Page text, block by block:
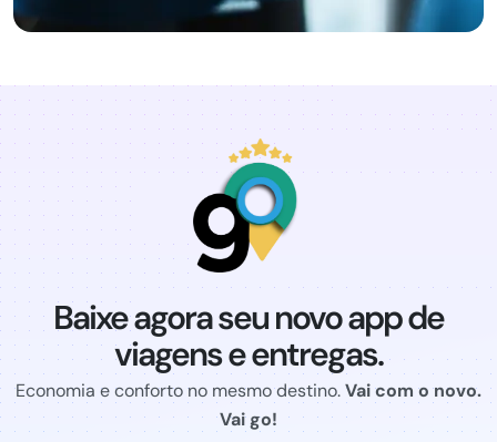
Baixe agora seu novo app de
viagens e entregas.
Economia e conforto no mesmo destino.Vai com o novo.
Vai go!